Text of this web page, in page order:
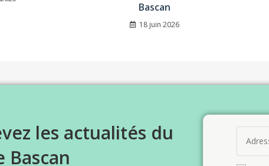
Bascan
18 juin 2026
les actualités du
Bascan